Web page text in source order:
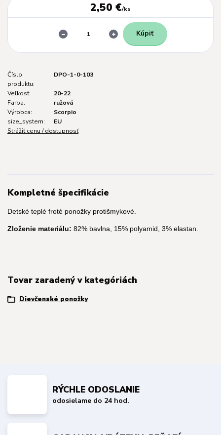
2,50 €/ks
Kúpiť
Číslo
produktu:
DPO-1-0-103
Veľkosť:
20-22
Farba:
ružová
Výrobca:
Scorpio
size_system:
EU
Strážiť cenu / dostupnosť
Kompletné špecifikácie
Detské teplé froté ponožky protišmykové.
Zloženie materiálu: 82% bavlna, 15% polyamid, 3% elastan.
Tovar zaradený v kategóriách
Dievčenské ponožky
RÝCHLE ODOSLANIE
odosielame do 24 hod.